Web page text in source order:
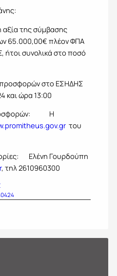
αξία της σύμβασης
65.000,00€ πλέον ΦΠΑ
ήτοι συνολικά στο ποσό
στο ΕΣΗΔΗΣ
ώρα 13:00
Η
του
Ελένη Γουρδούπη
, τηλ 2610960300